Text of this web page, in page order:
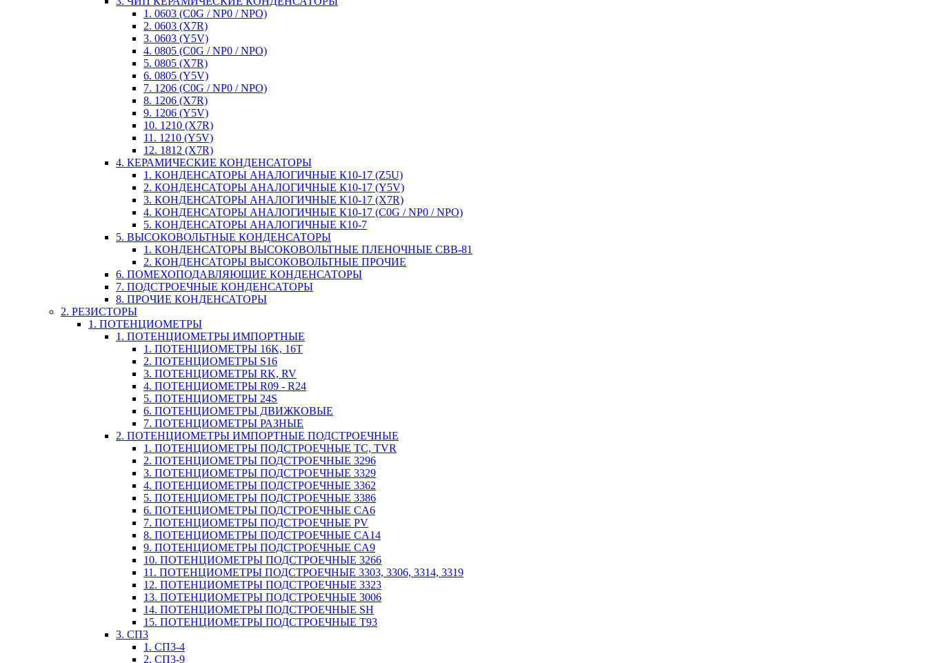
1. 0603 (C0G / NP0 / NPO)
2. 0603 (X7R)
3. 0603 (Y5V)
4. 0805 (C0G / NP0 / NPO)
5. 0805 (X7R)
6. 0805 (Y5V)
7. 1206 (C0G / NP0 / NPO)
8. 1206 (X7R)
9. 1206 (Y5V)
10. 1210 (X7R)
11. 1210 (Y5V)
12. 1812 (X7R)
4. КЕРАМИЧЕСКИЕ КОНДЕНСАТОРЫ
1. КОНДЕНСАТОРЫ АНАЛОГИЧНЫЕ К10-17 (Z5U)
2. КОНДЕНСАТОРЫ АНАЛОГИЧНЫЕ К10-17 (Y5V)
3. КОНДЕНСАТОРЫ АНАЛОГИЧНЫЕ К10-17 (X7R)
4. КОНДЕНСАТОРЫ АНАЛОГИЧНЫЕ К10-17 (C0G / NP0 / NPO)
5. КОНДЕНСАТОРЫ АНАЛОГИЧНЫЕ К10-7
5. ВЫСОКОВОЛЬТНЫЕ КОНДЕНСАТОРЫ
1. КОНДЕНСАТОРЫ ВЫСОКОВОЛЬТНЫЕ ПЛЕНОЧНЫЕ CBB-81
2. КОНДЕНСАТОРЫ ВЫСОКОВОЛЬТНЫЕ ПРОЧИЕ
6. ПОМЕХОПОДАВЛЯЮЩИЕ КОНДЕНСАТОРЫ
7. ПОДСТРОЕЧНЫЕ КОНДЕНСАТОРЫ
8. ПРОЧИЕ КОНДЕНСАТОРЫ
2. РЕЗИСТОРЫ
1. ПОТЕНЦИОМЕТРЫ
1. ПОТЕНЦИОМЕТРЫ ИМПОРТНЫЕ
1. ПОТЕНЦИОМЕТРЫ 16K, 16T
2. ПОТЕНЦИОМЕТРЫ S16
3. ПОТЕНЦИОМЕТРЫ RK, RV
4. ПОТЕНЦИОМЕТРЫ R09 - R24
5. ПОТЕНЦИОМЕТРЫ 24S
6. ПОТЕНЦИОМЕТРЫ ДВИЖКОВЫЕ
7. ПОТЕНЦИОМЕТРЫ РАЗНЫЕ
2. ПОТЕНЦИОМЕТРЫ ИМПОРТНЫЕ ПОДСТРОЕЧНЫЕ
1. ПОТЕНЦИОМЕТРЫ ПОДСТРОЕЧНЫЕ TC, TVR
2. ПОТЕНЦИОМЕТРЫ ПОДСТРОЕЧНЫЕ 3296
3. ПОТЕНЦИОМЕТРЫ ПОДСТРОЕЧНЫЕ 3329
4. ПОТЕНЦИОМЕТРЫ ПОДСТРОЕЧНЫЕ 3362
5. ПОТЕНЦИОМЕТРЫ ПОДСТРОЕЧНЫЕ 3386
6. ПОТЕНЦИОМЕТРЫ ПОДСТРОЕЧНЫЕ CA6
7. ПОТЕНЦИОМЕТРЫ ПОДСТРОЕЧНЫЕ PV
8. ПОТЕНЦИОМЕТРЫ ПОДСТРОЕЧНЫЕ CA14
9. ПОТЕНЦИОМЕТРЫ ПОДСТРОЕЧНЫЕ CA9
10. ПОТЕНЦИОМЕТРЫ ПОДСТРОЕЧНЫЕ 3266
11. ПОТЕНЦИОМЕТРЫ ПОДСТРОЕЧНЫЕ 3303, 3306, 3314, 3319
12. ПОТЕНЦИОМЕТРЫ ПОДСТРОЕЧНЫЕ 3323
13. ПОТЕНЦИОМЕТРЫ ПОДСТРОЕЧНЫЕ 3006
14. ПОТЕНЦИОМЕТРЫ ПОДСТРОЕЧНЫЕ SH
15. ПОТЕНЦИОМЕТРЫ ПОДСТРОЕЧНЫЕ Т93
3. СП3
1. СП3-4
2. СП3-9